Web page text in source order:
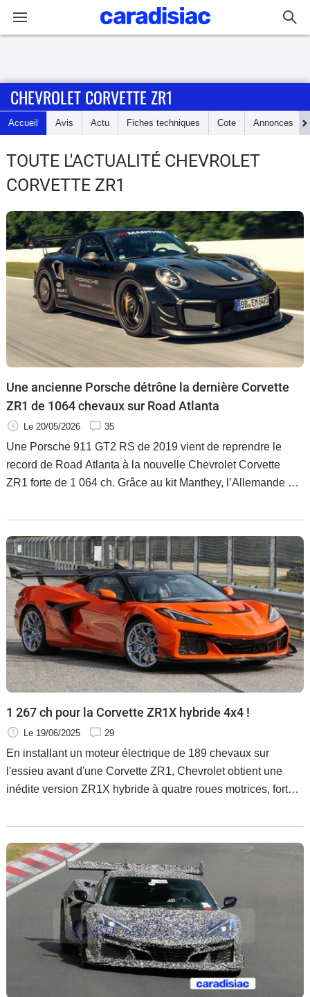
Accueil
Actu
Essais
d'achat
Electriques
Utilitaires
Auto
Forum
Moto
Marques
CHEVROLET CORVETTE ZR1
Accueil Avis Actu Fiches techniques Cote Annonces
TOUTE L'ACTUALITÉ CHEVROLET
CORVETTE ZR1
Une ancienne Porsche détrône la dernière Corvette
ZR1 de 1064 chevaux sur Road Atlanta
Le 20/05/2026 35
Une Porsche 911 GT2 RS de 2019 vient de reprendre le
record de Road Atlanta à la nouvelle Chevrolet Corvette
ZR1 forte de 1 064 ch. Grâce au kit Manthey, l’Allemande a
1 267 ch pour la Corvette ZR1X hybride 4x4 !
Le 19/06/2025 29
En installant un moteur électrique de 189 chevaux sur
l'essieu avant d'une Corvette ZR1, Chevrolet obtient une
inédite version ZR1X hybride à quatre roues motrices, forte
9s. De quoi inquiéter les Ferrari et McLaren électrifiées…